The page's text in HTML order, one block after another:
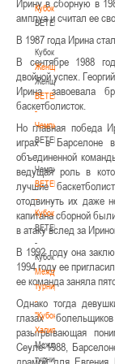
Кубок
BETERA
-
Кубок
Женщины
Женщины
BETERA
-
Чемпионат
BETERA
-
Чемпионат
BETERA
-
Кубок
BETERA
-
Кубок
Международный
турнир
-
"Кубок
Халипского"
Международный
турнир
Ирину в сборную в
амплуа и считал ее
В 1987 года Ирина
В сентябре 1988
двойной успех.
Ирина завоевала
баскетболисток.
Но главная победа
играх в Барселоне
объединенной
ведущая роль в
лучшие
отодвинуть их даже
капитана сборной
в атаку вслед за
В 1992 году она
1994 году ее
ее команда заняла
Однако тогда
глазах
разыгрывающая
Сеуле-1988,
драмой для Евгения